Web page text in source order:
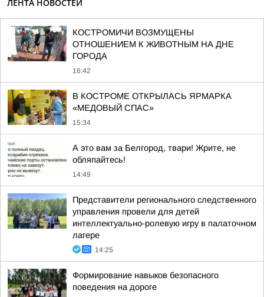
ЛЕНТА НОВОСТЕЙ
КОСТРОМИЧИ ВОЗМУЩЕНЫ
ОТНОШЕНИЕМ К ЖИВОТНЫМ НА ДНЕ
ГОРОДА
16:42
В КОСТРОМЕ ОТКРЫЛАСЬ ЯРМАРКА
«МЕДОВЫЙ СПАС»
15:34
А это вам за Белгород, твари! Жрите, не
обляпайтесь!
14:49
Представители регионального следственного
управления провели для детей
интеллектуально-ролевую игру в палаточном
лагере
14:25
Формирование навыков безопасного
поведения на дороге